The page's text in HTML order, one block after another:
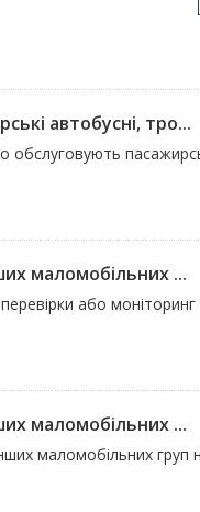
автобусні, тро...
обслуговують
маломобільних ...
перевірки або
маломобільних ...
маломобільних